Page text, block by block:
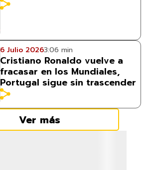
6 Julio 20263:06 min
Cristiano Ronaldo vuelve a
fracasar en los Mundiales,
Portugal sigue sin trascender
Ver más